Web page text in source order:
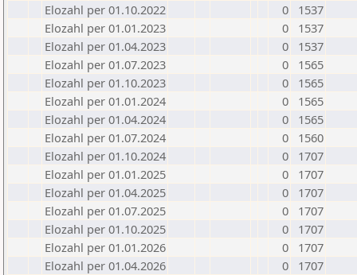
Elozahl per 01.10.2022
0
1537
Elozahl per 01.01.2023
0
1537
Elozahl per 01.04.2023
0
1537
Elozahl per 01.07.2023
0
1565
Elozahl per 01.10.2023
0
1565
Elozahl per 01.01.2024
0
1565
Elozahl per 01.04.2024
0
1565
Elozahl per 01.07.2024
0
1560
Elozahl per 01.10.2024
0
1707
Elozahl per 01.01.2025
0
1707
Elozahl per 01.04.2025
0
1707
Elozahl per 01.07.2025
0
1707
Elozahl per 01.10.2025
0
1707
Elozahl per 01.01.2026
0
1707
Elozahl per 01.04.2026
0
1707